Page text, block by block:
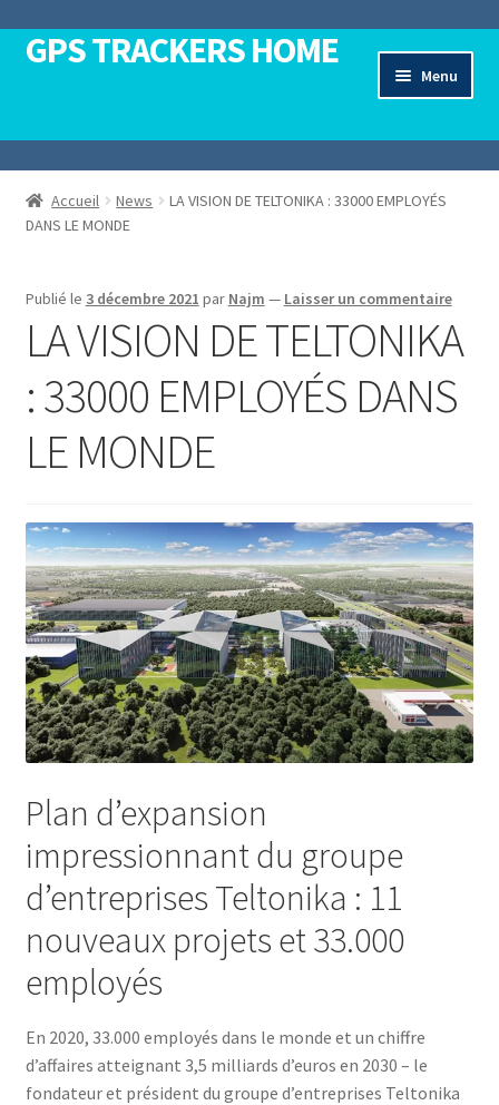
Aller
à
Aller
au
GPS TRACKERS HOME
Menu
enfant
Traceurs GPS
le
menu
enfant
Teltonika Networks
Ouvrir
le
menu
enfant
Contactez-Nous
Ouvrir
le
menu
Accueil News
LA VISION DE TELTONIKA : 33000 EMPLOYÉS
DANS LE MONDE
Publié le 3 décembre 2021 par Najm — Laisser un commentaire
LA VISION DE TELTONIKA
: 33000 EMPLOYÉS DANS
LE MONDE
Plan d’expansion
impressionnant du groupe
d’entreprises Teltonika : 11
nouveaux projets et 33.000
employés
En 2020, 33.000 employés dans le monde et un chiffre
d’affaires atteignant 3,5 milliards d’euros en 2030 – le
fondateur et président du groupe d’entreprises Teltonika